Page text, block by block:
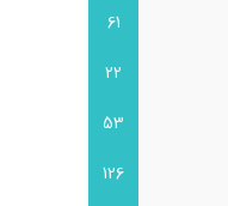
61
22
53
126